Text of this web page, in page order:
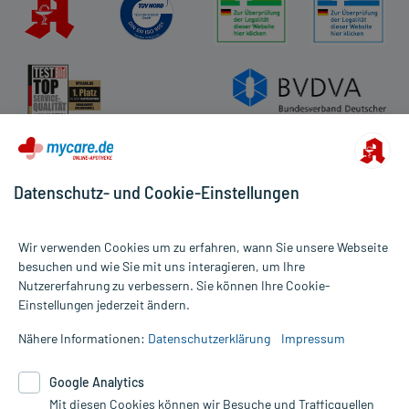
Alle Preise gelten inkl. MwSt., ggf. zzgl. Versandkosten
Informationen auf dieser Website werden ausschließlich für
die Untersuchung und Behandlung durch einen Arzt. Bitte
Therapien eingeleitet werden können. | Diese Webseite benutzt
Google Analytics. Lesen Sie bitte dazu die wichtigen Hinweise in
Datenschutz- und Cookie-Einstellungen
Wir verwenden Cookies um zu erfahren, wann Sie unsere Webseite
besuchen und wie Sie mit uns interagieren, um Ihre
Nutzererfahrung zu verbessern. Sie können Ihre Cookie-
Einstellungen jederzeit ändern.
Nähere Informationen: Datenschutzerklärung Impressum
Google Analytics
Mit diesen Cookies können wir Besuche und Trafficquellen